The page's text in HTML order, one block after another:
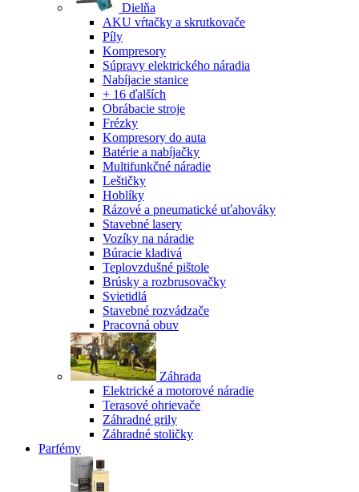
Dielňa
AKU vŕtačky a skrutkovače
Píly
Kompresory
Súpravy elektrického náradia
Nabíjacie stanice
+ 16 ďalších
Obrábacie stroje
Frézky
Kompresory do auta
Batérie a nabíjačky
Multifunkčné náradie
Leštičky
Hoblíky
Rázové a pneumatické uťahováky
Stavebné lasery
Vozíky na náradie
Búracie kladivá
Teplovzdušné pištole
Brúsky a rozbrusovačky
Svietidlá
Stavebné rozvádzače
Pracovná obuv
Záhrada
Elektrické a motorové náradie
Terasové ohrievače
Záhradné grily
Záhradné stoličky
Parfémy